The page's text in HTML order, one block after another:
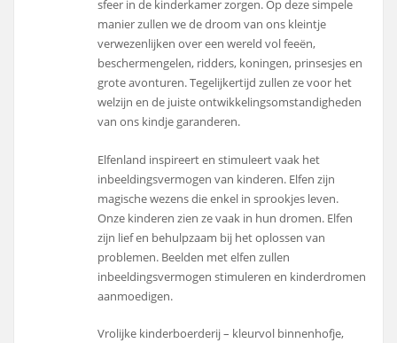
sfeer in de kinderkamer zorgen. Op deze simpele
manier zullen we de droom van ons kleintje
verwezenlijken over een wereld vol feeën,
beschermengelen, ridders, koningen, prinsesjes en
grote avonturen. Tegelijkertijd zullen ze voor het
welzijn en de juiste ontwikkelingsomstandigheden
van ons kindje garanderen.
Elfenland inspireert en stimuleert vaak het
inbeeldingsvermogen van kinderen. Elfen zijn
magische wezens die enkel in sprookjes leven.
Onze kinderen zien ze vaak in hun dromen. Elfen
zijn lief en behulpzaam bij het oplossen van
problemen. Beelden met elfen zullen
inbeeldingsvermogen stimuleren en kinderdromen
aanmoedigen.
Vrolijke kinderboerderij – kleurvol binnenhofje,